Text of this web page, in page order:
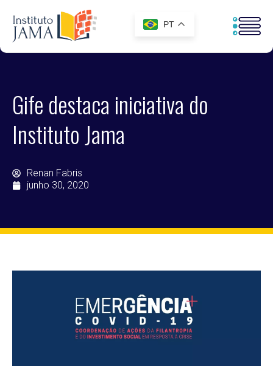
PT
Gife destaca iniciativa do
Instituto Jama
Renan Fabris
junho 30, 2020